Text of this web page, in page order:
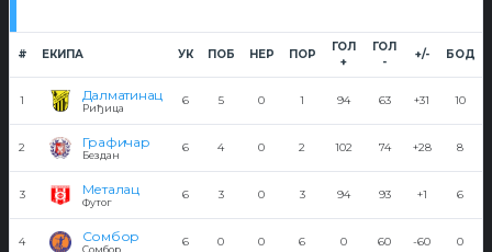
# ЕКИПА УК ПОБ НЕР ПОР
ГОЛ
+
ГОЛ
-
+/- БОД
1 Далматинац
Риђица
6 5 0 1 94 63 +31 10
2 Графичар
Бездан
6 4 0 2 102 74 +28 8
3 Металац
Футог
6 3 0 3 94 93 +1 6
4 Сомбор
Сомбор
6 0 0 6 0 60 -60 0